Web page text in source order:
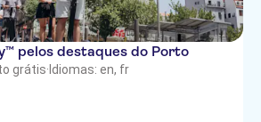
pelos destaques do Porto
grátis· Idiomas: en, fr